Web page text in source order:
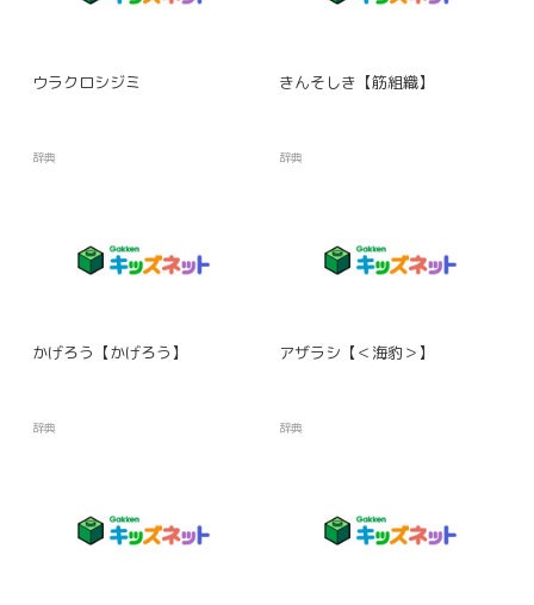
ウラクロシジミ
辞典
きんそしき【筋組織】
辞典
かげろう【かげろう】
辞典
アザラシ【＜海豹＞】
辞典